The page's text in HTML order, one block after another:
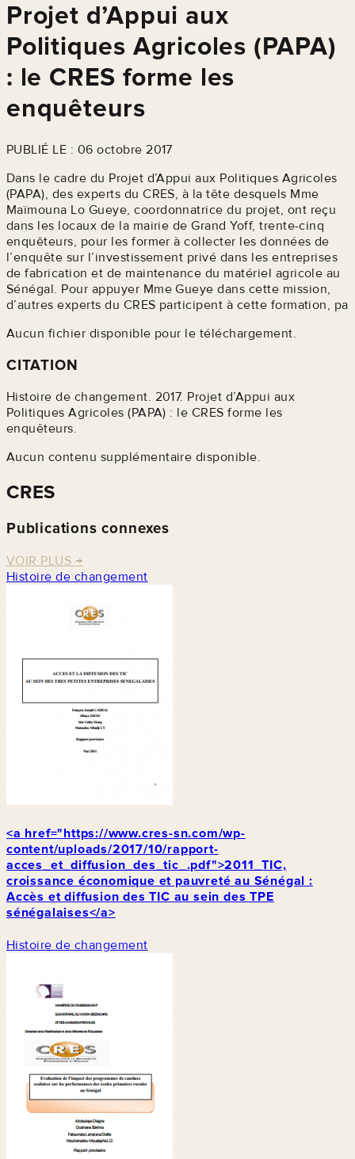
Projet d’Appui aux
Politiques Agricoles (PAPA)
: le CRES forme les
enquêteurs
PUBLIÉ LE : 06 octobre 2017
Dans le cadre du Projet d’Appui aux Politiques Agricoles
(PAPA), des experts du CRES, à la tête desquels Mme
Maïmouna Lo Gueye, coordonnatrice du projet, ont reçu
dans les locaux de la mairie de Grand Yoff, trente-cinq
enquêteurs, pour les former à collecter les données de
l’enquête sur l’investissement privé dans les entreprises
de fabrication et de maintenance du matériel agricole au
Sénégal. Pour appuyer Mme Gueye dans cette mission,
d’autres experts du CRES participent à cette formation, pa
Aucun fichier disponible pour le téléchargement.
CITATION
Histoire de changement. 2017. Projet d’Appui aux
Politiques Agricoles (PAPA) : le CRES forme les
enquêteurs.
Aucun contenu supplémentaire disponible.
CRES
Publications connexes
VOIR PLUS →
Histoire de changement
<a href="https://www.cres-sn.com/wp-
content/uploads/2017/10/rapport-
acces_et_diffusion_des_tic_.pdf">2011_TIC,
croissance économique et pauvreté au Sénégal :
Accès et diffusion des TIC au sein des TPE
sénégalaises</a>
Histoire de changement